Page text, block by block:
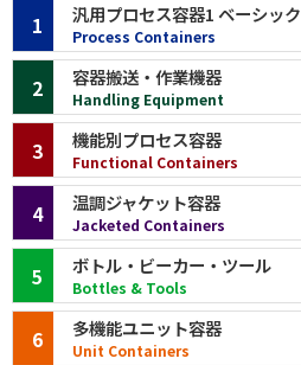
汎用プロセス容器1 ベーシック
Process Containers
1
容器搬送・作業機器
Handling Equipment
2
機能別プロセス容器
Functional Containers
3
温調ジャケット容器
Jacketed Containers
4
ボトル・ビーカー・ツール
Bottles & Tools
5
多機能ユニット容器
Unit Containers
6